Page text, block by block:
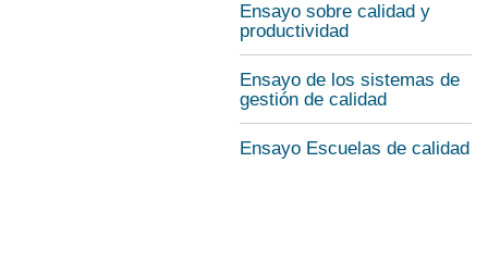
Ensayo sobre calidad y
productividad
Ensayo de los sistemas de
gestión de calidad
Ensayo Escuelas de calidad